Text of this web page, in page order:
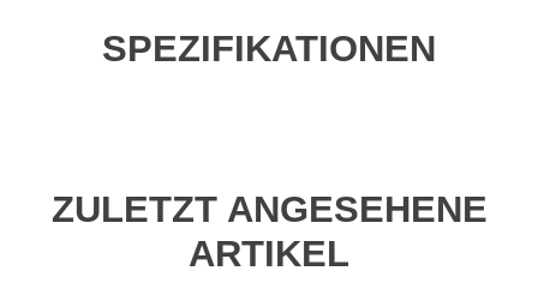
SPEZIFIKATIONEN
ZULETZT ANGESEHENE
ARTIKEL